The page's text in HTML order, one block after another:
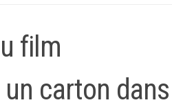
film
un carton dans